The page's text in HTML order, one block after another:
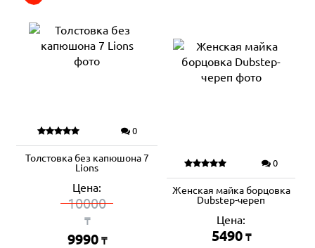
0
Толстовка без капюшона 7
Lions
Цена:
10000
₸
9990 ₸
0
Женская майка борцовка
Dubstep-череп
Цена:
5490 ₸